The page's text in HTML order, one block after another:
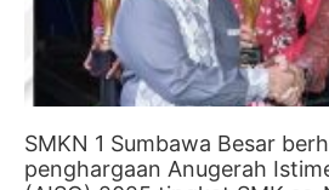
SMKN 1 Sumbawa Besar
penghargaan Anugerah